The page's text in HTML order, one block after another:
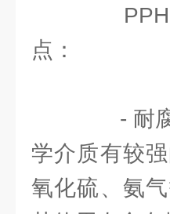
PPH
点：
- 耐腐
学介质有较
氧化硫、氨